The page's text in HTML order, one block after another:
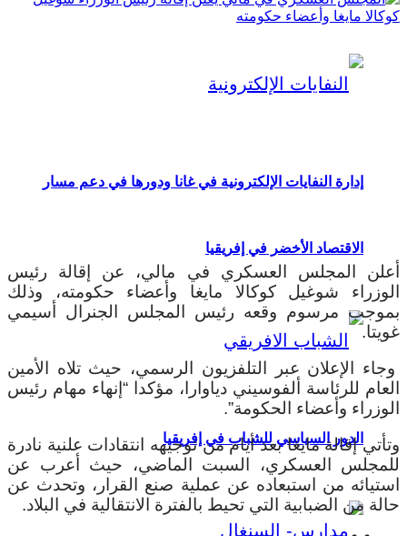
إدارة النفايات الإلكترونية في غانا ودورها في دعم مسار
الاقتصاد الأخضر في إفريقيا
الدور السياسي للشباب في إفريقيا
أعلن المجلس العسكري في مالي، عن إقالة رئيس
الوزراء شوغيل كوكالا مايغا وأعضاء حكومته، وذلك
بموجب مرسوم وقعه رئيس المجلس الجنرال أسيمي
غويتا.
وجاء الإعلان عبر التلفزيون الرسمي، حيث تلاه الأمين
العام للرئاسة ألفوسيني دياوارا، مؤكدا “إنهاء مهام رئيس
الوزراء وأعضاء الحكومة”.
وتأتي إقالة مايغا بعد أيام من توجيهه انتقادات علنية نادرة
للمجلس العسكري، السبت الماضي، حيث أعرب عن
استيائه من استبعاده عن عملية صنع القرار، وتحدث عن
حالة من الضبابية التي تحيط بالفترة الانتقالية في البلاد.